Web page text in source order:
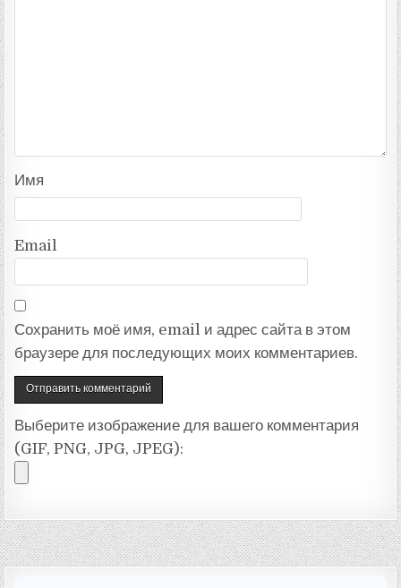
Имя
Email
Сохранить моё имя, email и адрес сайта в этом
браузере для последующих моих комментариев.
Выберите изображение для вашего комментария
(GIF, PNG, JPG, JPEG):